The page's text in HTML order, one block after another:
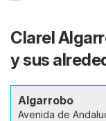
Clarel
y sus
Algarrobo
Avenida de